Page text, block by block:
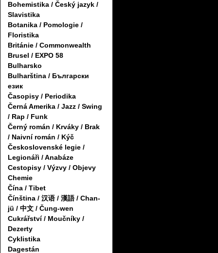
Bohemistika / Český jazyk /
Slavistika
Botanika / Pomologie /
Floristika
Británie / Commonwealth
Brusel / EXPO 58
Bulharsko
Bulharština / Български
език
Časopisy / Periodika
Černá Amerika / Jazz / Swing
/ Rap / Funk
Černý román / Krváky / Brak
/ Naivní román / Kýč
Československé legie /
Legionáři / Anabáze
Cestopisy / Výzvy / Objevy
Chemie
Čína / Tibet
Čínština / 汉语 / 漢語 / Chan-
jü / 中文 / Čung-wen
Cukrářství / Moučníky /
Dezerty
Cyklistika
Dagestán